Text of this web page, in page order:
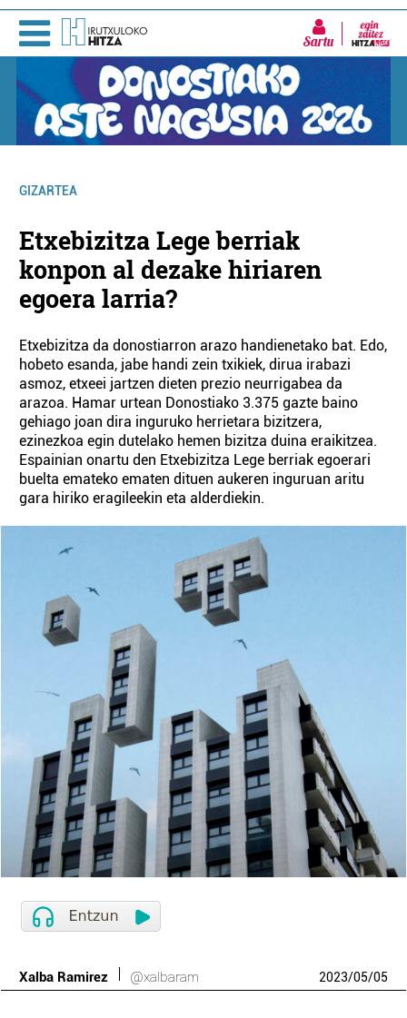
Sartu
GIZARTEA
Etxebizitza Lege berriak
konpon al dezake hiriaren
egoera larria?
Etxebizitza da donostiarron arazo handienetako bat. Edo,
hobeto esanda, jabe handi zein txikiek, dirua irabazi
asmoz, etxeei jartzen dieten prezio neurrigabea da
arazoa. Hamar urtean Donostiako 3.375 gazte baino
gehiago joan dira inguruko herrietara bizitzera,
ezinezkoa egin dutelako hemen bizitza duina eraikitzea.
Espainian onartu den Etxebizitza Lege berriak egoerari
buelta emateko ematen dituen aukeren inguruan aritu
gara hiriko eragileekin eta alderdiekin.
Xalba Ramirez @xalbaram 2023/05/05